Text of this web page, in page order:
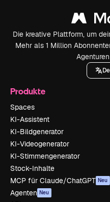
Die kreative Plattform, um
Mehr als 1 Million
Produkte
Spaces
KI-Assistent
KI-Bildgenerator
KI-Videogenerator
KI-Stimmengenerator
Stock-Inhalte
MCP für Claude/ChatGPT Neu
Agenten Neu